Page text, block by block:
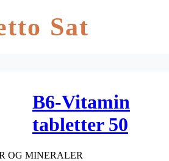
Sat
B6-Vitamin
tabletter 50
stk
OG MINERALER